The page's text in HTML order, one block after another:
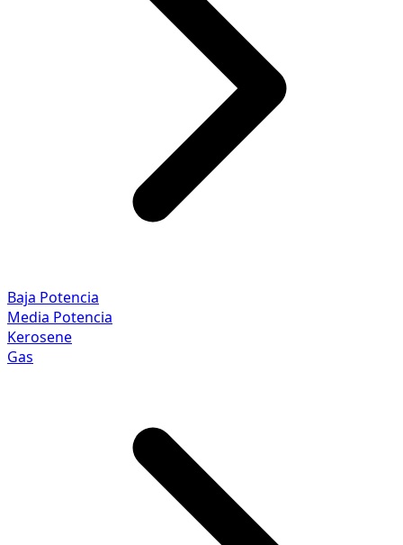
Baja Potencia
Media Potencia
Kerosene
Gas